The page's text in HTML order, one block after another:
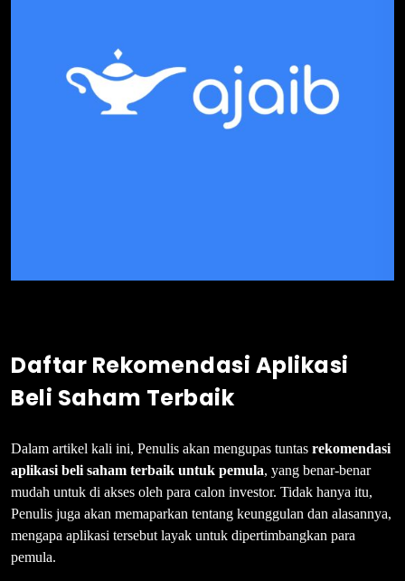
Daftar Rekomendasi Aplikasi
Beli Saham Terbaik
Dalam artikel kali ini, Penulis akan mengupas tuntas rekomendasi
aplikasi beli saham terbaik untuk pemula, yang benar-benar
mudah untuk di akses oleh para calon investor. Tidak hanya itu,
Penulis juga akan memaparkan tentang keunggulan dan alasannya,
mengapa aplikasi tersebut layak untuk dipertimbangkan para
pemula.